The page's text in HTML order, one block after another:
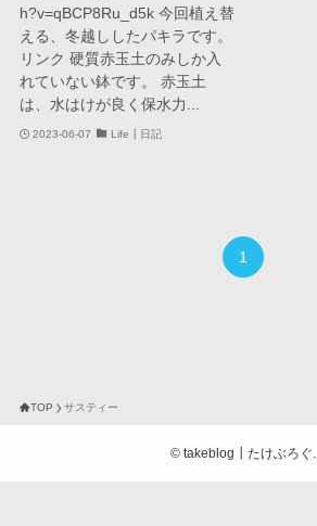
h?v=qBCP8Ru_d5k 今回植え替
える、冬越ししたパキラです。
リンク 硬質赤玉土のみしか入
れていない鉢です。 赤玉土
は、水はけが良く保水力...
2023-06-07 Life┃日記
1
TOP サスティー
© takeblog┃たけぶろぐ.